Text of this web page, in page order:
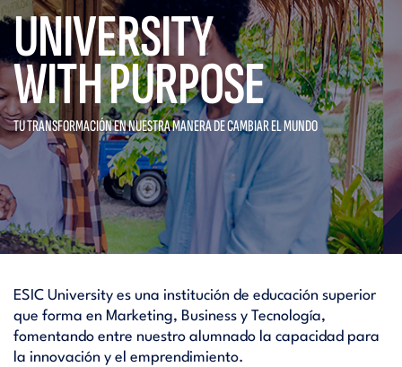
UNIVERSITY
WITH PURPOSE
TU TRANSFORMACIÓN EN NUESTRAMANERA DE CAMBIAR EL MUNDO
ESIC University es una institución de educación superior
que forma en Marketing, Business y Tecnología,
fomentando entre nuestro alumnado la capacidad para
la innovación y el emprendimiento.